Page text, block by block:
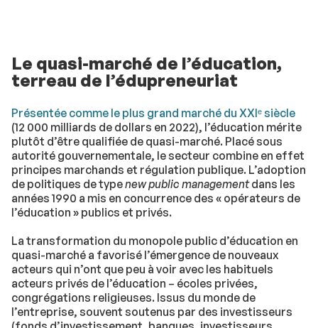
Le quasi-marché de l’éducation,
terreau de l’édupreneuriat
Présentée comme le plus grand marché du XXIᵉ siècle
(12 000 milliards de dollars en 2022), l’éducation mérite
plutôt d’être qualifiée de quasi-marché. Placé sous
autorité gouvernementale, le secteur combine en effet
principes marchands et régulation publique. L’adoption
de politiques de typenew public managementdans les
années 1990 a mis en concurrence des « opérateurs de
l’éducation » publics et privés.
La transformation du monopole public d’éducation en
quasi-marché a favorisé l’émergence de nouveaux
acteurs qui n’ont que peu à voir avec les habituels
acteurs privés de l’éducation – écoles privées,
congrégations religieuses. Issus du monde de
l’entreprise, souvent soutenus par des investisseurs